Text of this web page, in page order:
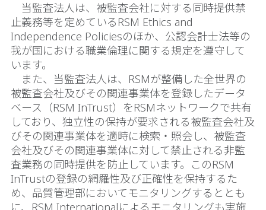
当監査法人は、被監査会社に対する同時提供禁
止義務等を定めているRSM Ethics and
Independence Policiesのほか、公認会計士法等の
我が国における職業倫理に関する規定を遵守して
います。
また、当監査法人は、RSMが整備した全世界の
被監査会社及びその関連事業体を登録したデータ
ベース（RSM InTrust）をRSMネットワークで共有
しており、独立性の保持が要求される被監査会社及
びその関連事業体を適時に検索・照会し、被監査
会社及びその関連事業体に対して禁止される非監
査業務の同時提供を防止しています。このRSM
InTrustの登録の網羅性及び正確性を保持するた
め、品質管理部においてモニタリングするととも
に、RSM Internationalによるモニタリングも実施